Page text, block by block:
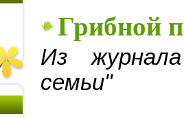
Грибной
Из
семьи"